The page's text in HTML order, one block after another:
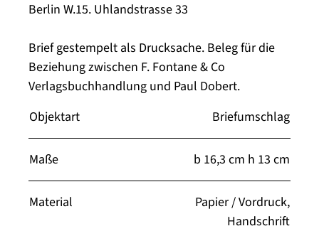
Berlin W.15. Uhlandstrasse 33
Brief gestempelt als Drucksache. Beleg für die
Beziehung zwischen F. Fontane & Co
Verlagsbuchhandlung und Paul Dobert.
Objektart
Briefumschlag
Maße b 16,3 cm h 13 cm
Material
Papier / Vordruck,
Handschrift